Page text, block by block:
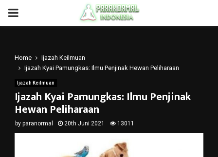
PRIMARY
Home
Ijazah Keilmuan
Ijazah Kyai Pamungkas: Ilmu Penjinak Hewan Peliharaan
Ijazah Keilmuan
Ijazah Kyai Pamungkas: Ilmu Penjinak
Hewan Peliharaan
by paranormal 20th Juni 2021 13011